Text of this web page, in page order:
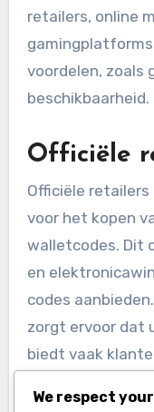
retailers, online
voordelen, zoals
beschikbaarheid.
Officiële
Officiële
voor het kopen
walletcodes. Dit
en
codes
zorgt ervoor dat
biedt vaak
We respect